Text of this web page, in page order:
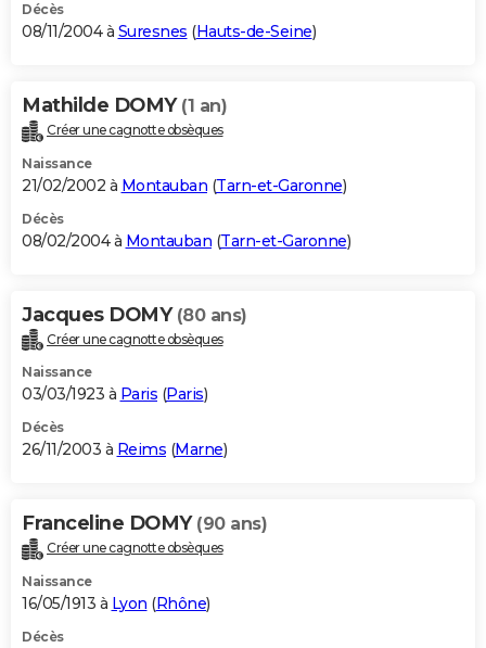
Décès
08/11/2004 à Suresnes (Hauts-de-Seine)
Mathilde DOMY (1 an)
Créer une cagnotte obsèques
Naissance
21/02/2002 à Montauban (Tarn-et-Garonne)
Décès
08/02/2004 à Montauban (Tarn-et-Garonne)
Jacques DOMY (80 ans)
Créer une cagnotte obsèques
Naissance
03/03/1923 à Paris (Paris)
Décès
26/11/2003 à Reims (Marne)
Franceline DOMY (90 ans)
Créer une cagnotte obsèques
Naissance
16/05/1913 à Lyon (Rhône)
Décès